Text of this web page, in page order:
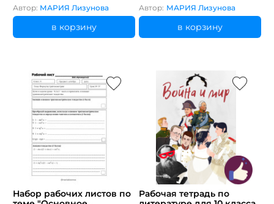
алгебра 9 класс Лизунова
М.Н.
Автор: МАРИЯ Лизунова
в корзину
Автор: МАРИЯ Лизунова
в корзину
Набор рабочих листов по
Рабочая тетрадь по